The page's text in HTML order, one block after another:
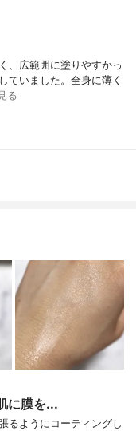
、広範囲に塗りやすかっ
ていました。全身に薄く
る
に膜を...
るようにコーティングし